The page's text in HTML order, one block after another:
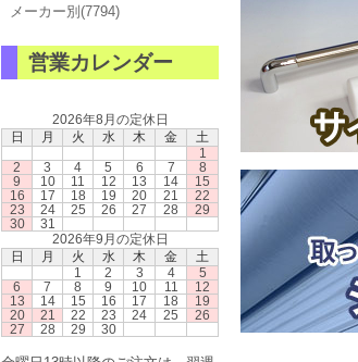
メーカー別(7794)
営業カレンダー
2026年8月の定休日
日
月 火 水 木 金
土
1
2
3 4 5 6 7
8
9
10 11 12 13 14
15
16
17 18 19 20 21
22
23
24 25 26 27 28
29
30
31
2026年9月の定休日
日
月 火 水 木 金
土
1
2 3 4
5
6
7 8 9 10 11
12
13
14 15 16 17 18
19
20
21 22 23 24 25
26
27
28 29 30